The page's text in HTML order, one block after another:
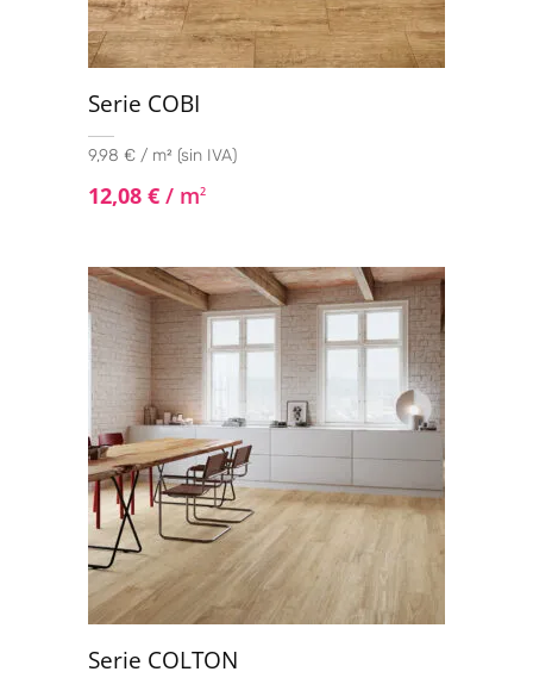
Serie COBI
9,98 € / m² (sin IVA)
12,08 € / m2
Serie COLTON